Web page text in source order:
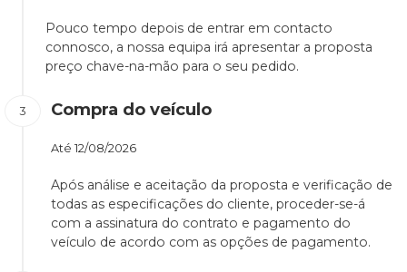
Pouco tempo depois de entrar em contacto
connosco, a nossa equipa irá apresentar a proposta
preço chave-na-mão para o seu pedido.
Compra do veículo
Até 12/08/2026
Após análise e aceitação da proposta e verificação de
todas as especificações do cliente, proceder-se-á
com a assinatura do contrato e pagamento do
veículo de acordo com as opções de pagamento.